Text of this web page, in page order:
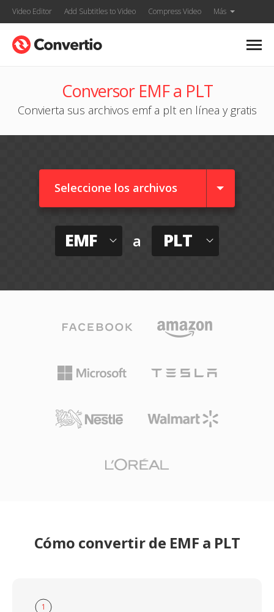
Video Editor Add Subtitles to Video Compress Video Más
Conversor EMF a PLT
Convierta sus archivos emf a plt en línea y gratis
Seleccione los archivos
EMF a PLT
Cómo convertir de EMF a PLT
1